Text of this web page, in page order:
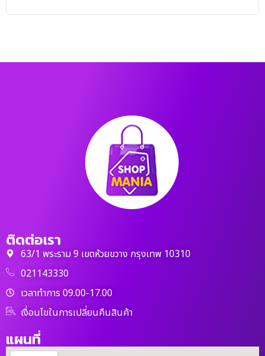
ติดต่อเรา
63/1 พระราม 9 เขตห้วยขวาง กรุงเทพ 10310
021143330
เวลาทำการ 09.00-17.00
เงื่อนไขในการเปลี่ยนคืนสินค้า
แผนที่